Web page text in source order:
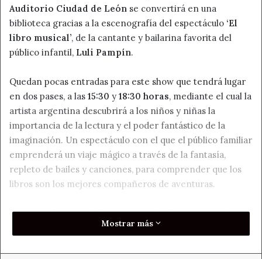
Auditorio Ciudad de León se convertirá en una
biblioteca gracias a la escenografía del espectáculo ‘El
libro musical’, de la cantante y bailarina favorita del
público infantil, Luli Pampín.
Quedan pocas entradas para este show que tendrá lugar
en dos pases, a las 15:30 y 18:30 horas, mediante el cual la
artista argentina descubrirá a los niños y niñas la
importancia de la lectura y el poder fantástico de la
imaginación. Un espectáculo con el que el público familiar
emprenderá un viaje mágico a través de la fantasía,
repleto de bailes y canciones, para comprender que los
libros son los mejores compañeros de aventuras.
Las entradas para el show, que acaba de recorrer México
en una contundente gira por ocho ciudades alcanzando a
enterticket.esa un precio a partir de 10 euros. Una cita
Mostrar más